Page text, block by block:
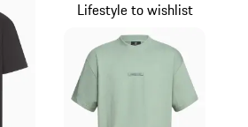
Lifestyle to wishlist